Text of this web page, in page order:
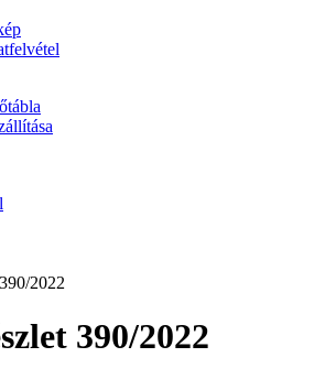
2022
390/2022